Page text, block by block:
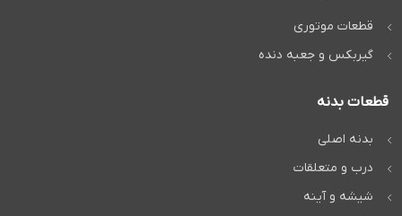
قطعات موتوری
گیربکس و جعبه دنده
قطعات بدنه
بدنه اصلی
درب و متعلقات
شیشه و آینه